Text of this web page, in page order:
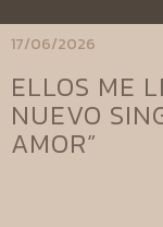
17/06/2026
ELLOS ME
NUEVO
AMOR”